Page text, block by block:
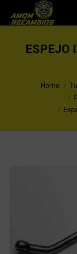
ESPEJO
You are here:Home